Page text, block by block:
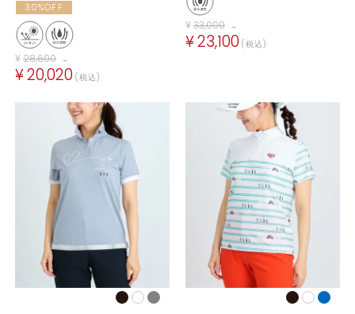
30%OFF
¥28,600 →
¥20,020 税込
¥33,000 →
¥23,100 税込